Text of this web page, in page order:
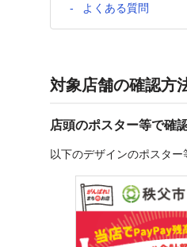
よくある質問
対象店舗の確認方
店頭のポスター等で確
以下のデザインのポスター